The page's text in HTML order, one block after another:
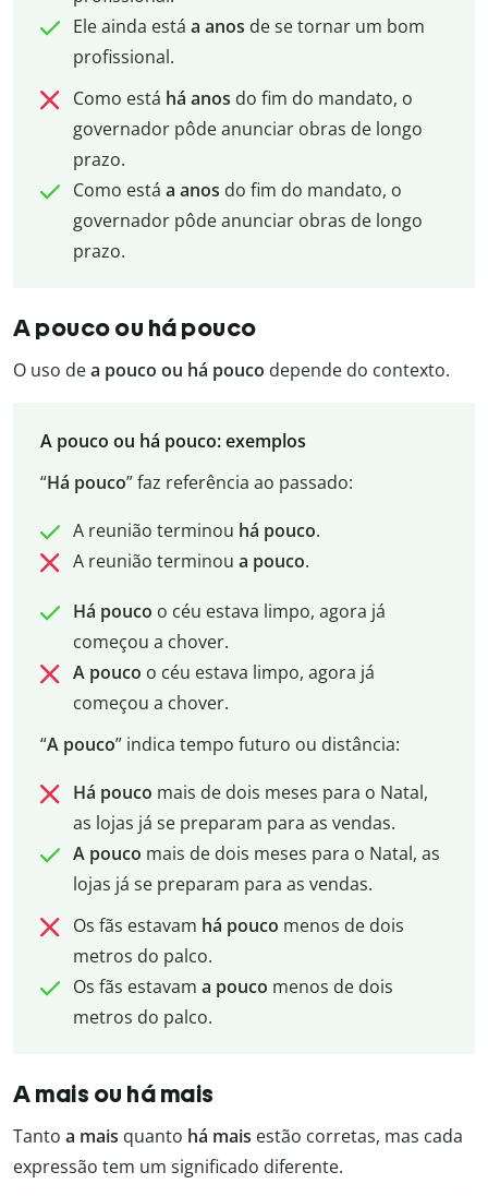
Ele ainda está a anos de se tornar um bom
profissional.
Como está há anos do fim do mandato, o
governador pôde anunciar obras de longo
prazo.
Como está a anos do fim do mandato, o
governador pôde anunciar obras de longo
prazo.
A pouco ou há pouco
O uso dea pouco ou há pouco depende do contexto.
A pouco ou há pouco: exemplos
“Há pouco” faz referência ao passado:
A reunião terminou há pouco.
A reunião terminou a pouco.
Há pouco o céu estava limpo, agora já
começou a chover.
A pouco o céu estava limpo, agora já
começou a chover.
“A pouco” indica tempo futuro ou distância:
Há pouco mais de dois meses para o Natal,
as lojas já se preparam para as vendas.
A pouco mais de dois meses para o Natal, as
lojas já se preparam para as vendas.
Os fãs estavam há pouco menos de dois
metros do palco.
Os fãs estavam a pouco menos de dois
metros do palco.
A mais ou há mais
Tanto a mais quanto há mais estão corretas, mas cada
expressão tem um significado diferente.